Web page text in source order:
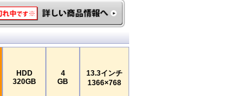
HDD
320GB
4
GB
13.3インチ
1366×768